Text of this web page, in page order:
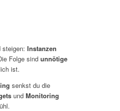
steigen: Instanzen
Folge sind unnötige
ist.
senkst du die
und Monitoring